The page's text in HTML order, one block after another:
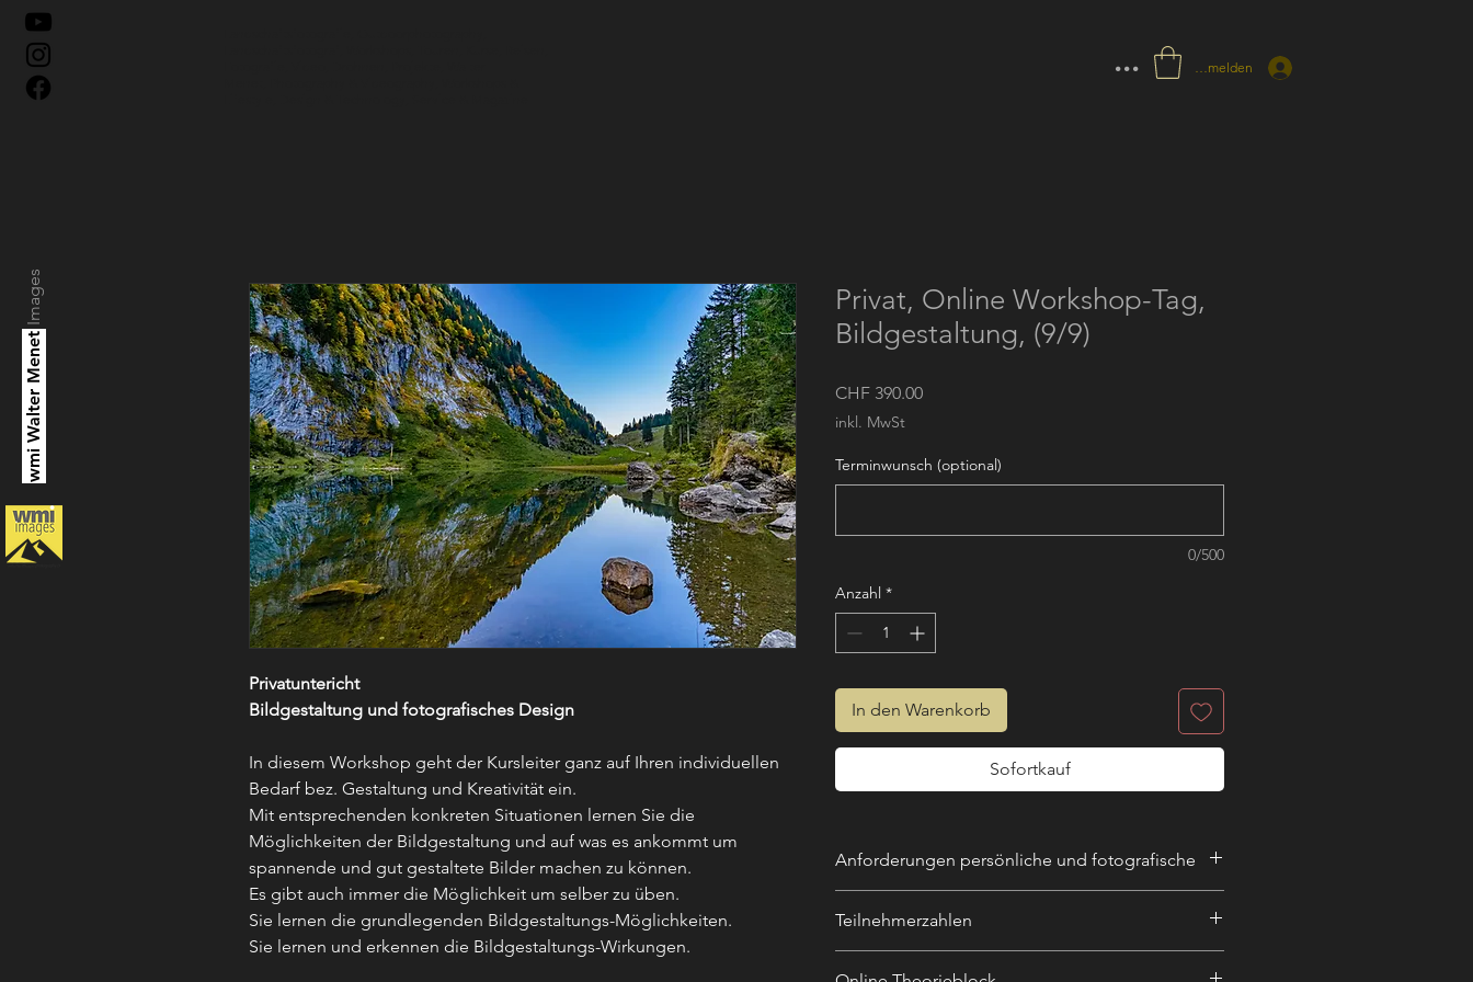
wmi Walter Menet
Images
... Anmelden
Privatuntericht
Bildgestaltung und fotografisches Design
In diesem Workshop geht der Kursleiter ganz auf Ihren individuellen
Bedarf bez. Gestaltung und Kreativität ein.
Mit entsprechenden konkreten Situationen lernen Sie die
Möglichkeiten der Bildgestaltung und auf was es ankommt um
spannende und gut gestaltete Bilder machen zu können.
Es gibt auch immer die Möglichkeit um selber zu üben.
Sie lernen die grundlegenden Bildgestaltungs-Möglichkeiten.
Sie lernen und erkennen die Bildgestaltungs-Wirkungen.
Privat, Online Workshop-Tag,
Bildgestaltung, (9/9)
CHF 390.00Preis
inkl. MwSt
Terminwunsch (optional)
0/500
Anzahl *
In den Warenkorb
Sofortkauf
Anforderungen persönliche und fotografische
Wunsch sich primär gestalterisch weiter zu
entwickeln.
Fotografische Anforderungen
Teilnehmerzahlen